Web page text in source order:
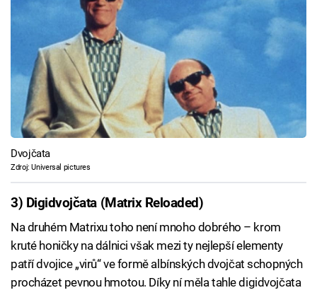
Dvojčata
Zdroj: Universal pictures
3) Digidvojčata (Matrix Reloaded)
Na druhém Matrixu toho není mnoho dobrého – krom
kruté honičky na dálnici však mezi ty nejlepší elementy
patří dvojice „virů“ ve formě albínských dvojčat schopných
procházet pevnou hmotou. Díky ní měla tahle digidvojčata